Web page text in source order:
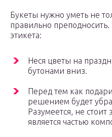
Букеты нужно уметь не
правильно
этикета:
Неся цветы на
бутонами вниз.
Перед тем как
решением будет
Разумеется, не стоит
является частью